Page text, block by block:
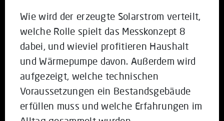
Wie wird der erzeugte Solarstrom verteilt,
welche Rolle spielt das Messkonzept 8
dabei, und wieviel profitieren Haushalt
und Wärmepumpe davon. Außerdem wird
aufgezeigt, welche technischen
Voraussetzungen ein Bestandsgebäude
erfüllen muss und welche Erfahrungen im